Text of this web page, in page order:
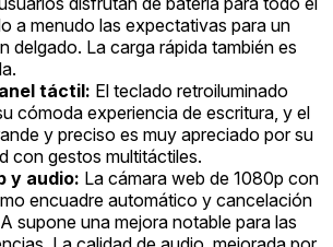
a menudo las expectativas para un
delgado. La carga rápida también es
táctil: El teclado retroiluminado
cómoda experiencia de escritura, y el
y preciso es muy apreciado por su
con gestos multitáctiles.
y audio: La cámara web de 1080p con
encuadre automático y cancelación
supone una mejora notable para las